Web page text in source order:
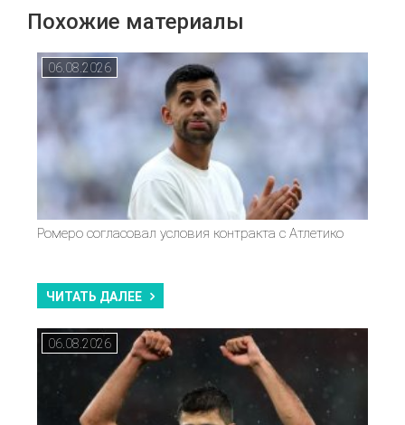
Похожие материалы
06.08.2026
Ромеро согласовал условия контракта с Атлетико
ЧИТАТЬ ДАЛЕЕ
06.08.2026